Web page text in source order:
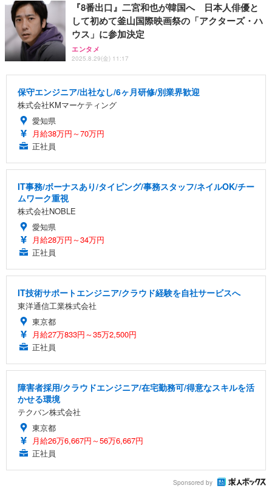
『8番出口』二宮和也が韓国へ 日本人俳優と
して初めて釜山国際映画祭の「アクターズ・ハ
ウス」に参加決定
エンタメ
2025.8.29(金) 11:17
保守エンジニア/出社なし/6ヶ月研修/別業界歓迎
株式会社KMマーケティング
愛知県
月給38万円～70万円
正社員
IT事務/ボーナスあり/タイピング/事務スタッフ/ネイルOK/チー
ムワーク重視
株式会社NOBLE
愛知県
月給28万円～34万円
正社員
IT技術サポートエンジニア/クラウド経験を自社サービスへ
東洋通信工業株式会社
東京都
月給27万833円～35万2,500円
正社員
障害者採用/クラウドエンジニア/在宅勤務可/得意なスキルを活
かせる環境
テクバン株式会社
東京都
月給26万6,667円～56万6,667円
正社員
Sponsored by